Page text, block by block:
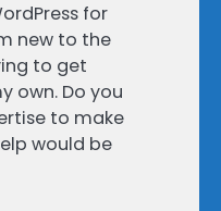
for
new to the
to get
own. Do you
to make
would be